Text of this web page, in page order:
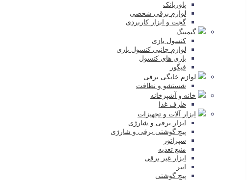
پاوربانک
لوازم برقی شخصی
گجت و ابزار کاربردی
گیمینگ
کنسول بازی
لوازم جانبی کنسول بازی
بازی های کنسول
فیگور
لوازم خانگی برقی
شستشو و نظافت
خانه و آشپزخانه
ظرف غذا
ابزار آلات و تجهیزات
ابزار برقی و شارژی
پیچ گوشتی برقی و شارژی
سپراتور
منبع تغذیه
ابزار غیر برقی
انبر
پیچ گوشتی